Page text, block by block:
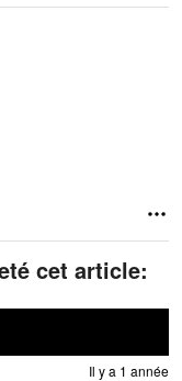
cet article:
Il y a 1 année